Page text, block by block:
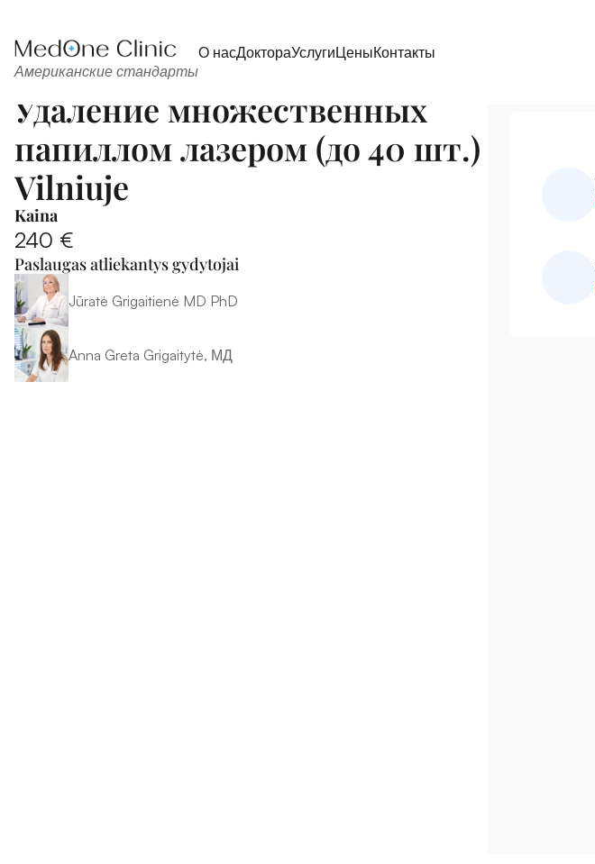
Американские стандарты
О насДоктораУслугиЦеныКонтакты
Удаление множественных
папиллом лазером (до 40 шт.)
Vilniuje
Kaina
240 €
Paslaugas atliekantys gydytojai
Jūratė Grigaitienė MD PhD
Anna Greta Grigaitytė, МД